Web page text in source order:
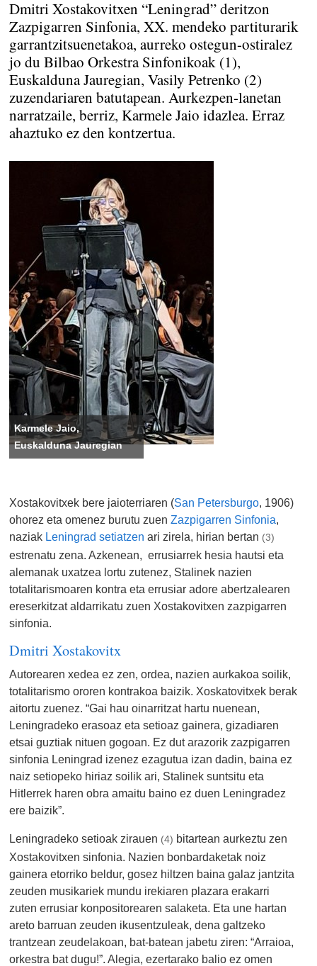
Dmitri Xostakovitxen “Leningrad” deritzon
Zazpigarren Sinfonia, XX. mendeko partiturarik
garrantzitsuenetakoa, aurreko ostegun-ostiralez
jo du Bilbao Orkestra Sinfonikoak (1),
Euskalduna Jauregian, Vasily Petrenko (2)
zuzendariaren batutapean. Aurkezpen-lanetan
narratzaile, berriz, Karmele Jaio idazlea. Erraz
ahaztuko ez den kontzertua.
Karmele Jaio,
Euskalduna Jauregian
Xostakovitxek bere jaioterriaren (San Petersburgo, 1906)
ohorez eta omenez burutu zuenZazpigarren Sinfonia,
naziak Leningrad setiatzen ari zirela, hirian bertan (3)
estrenatu zena. Azkenean, errusiarrek hesia hautsi eta
alemanak uxatzea lortu zutenez, Stalinek nazien
totalitarismoaren kontra eta errusiar adore abertzalearen
ereserkitzat aldarrikatu zuen Xostakovitxen zazpigarren
sinfonia.
Dmitri Xostakovitx
Autorearen xedea ez zen, ordea, nazien aurkakoa soilik,
totalitarismo ororen kontrakoa baizik. Xoskatovitxek berak
aitortu zuenez. “Gai hau oinarritzat hartu nuenean,
Leningradeko erasoaz eta setioaz gainera, gizadiaren
etsai guztiak nituen gogoan. Ez dut arazorik zazpigarren
sinfonia Leningrad izenez ezagutua izan dadin, baina ez
naiz setiopeko hiriaz soilik ari, Stalinek suntsitu eta
Hitlerrek haren obra amaitu baino ez duen Leningradez
ere baizik”.
Leningradeko setioak zirauen (4) bitartean aurkeztu zen
Xostakovitxen sinfonia. Nazien bonbardaketak noiz
gainera etorriko beldur, gosez hiltzen baina galaz jantzita
zeuden musikariek mundu irekiaren plazara erakarri
zuten errusiar konpositorearen salaketa. Eta une hartan
areto barruan zeuden ikusentzuleak, dena galtzeko
trantzean zeudelakoan, bat-batean jabetu ziren: “Arraioa,
orkestra bat dugu!”. Alegia, ezertarako balio ez omen